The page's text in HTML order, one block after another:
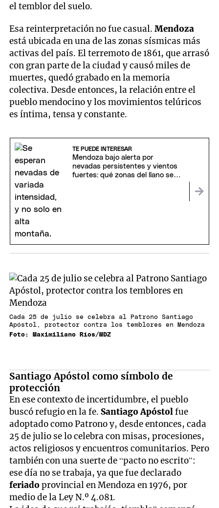
el temblor del suelo.
Esa reinterpretación no fue casual. Mendoza
está ubicada en una de las zonas sísmicas más
activas del país. El terremoto de 1861, que arrasó
con gran parte de la ciudad y causó miles de
muertes, quedó grabado en la memoria
colectiva. Desde entonces, la relación entre el
pueblo mendocino y los movimientos telúricos
es íntima, tensa y constante.
TE PUEDE INTERESAR
Mendoza bajo alerta por
nevadas persistentes y vientos
fuertes: qué zonas del llano se
Cada 25 de julio se celebra al Patrono Santiago
Apóstol, protector contra los temblores en Mendoza
Foto: Maximiliano Ríos/MDZ
Santiago Apóstol como símbolo de
protección
En ese contexto de incertidumbre, el pueblo
buscó refugio en la fe. Santiago Apóstolfue
adoptado como Patrono y, desde entonces, cada
25 de julio se lo celebra con misas, procesiones,
actos religiosos y encuentros comunitarios. Pero
también con una suerte de “pacto no escrito”:
ese día no se trabaja, ya que fue declarado
feriadoprovincial en Mendoza en 1976, por
medio de la Ley N.º 4.081.